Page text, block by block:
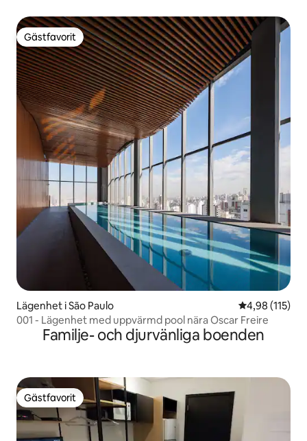
Gästfavorit
Gästfavorit
Lägenhet i São Paulo 4,98 av 5 i
4,98 (115)
001 - Lägenhet med uppvärmd pool nära Oscar Freire
Familje- och djurvänliga boenden
Gästfavorit
Gästfavorit